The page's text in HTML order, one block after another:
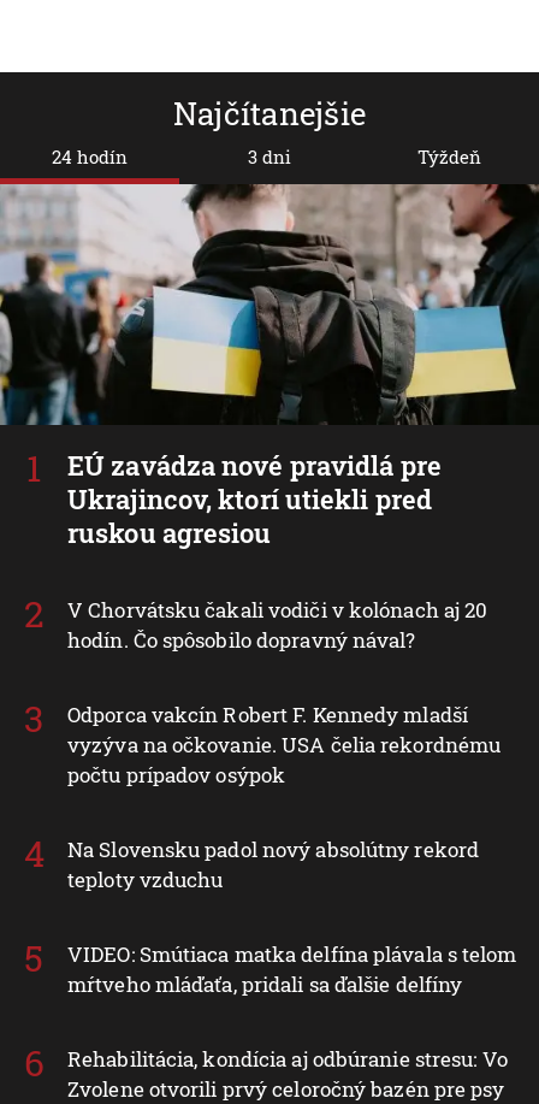
Najčítanejšie
24 hodín
EÚ zavádza nové pravidlá pre
Ukrajincov, ktorí utiekli pred
ruskou agresiou
V Chorvátsku čakali vodiči v kolónach aj 20
hodín. Čo spôsobilo dopravný nával?
Odporca vakcín Robert F. Kennedy mladší
vyzýva na očkovanie. USA čelia rekordnému
počtu prípadov osýpok
Na Slovensku padol nový absolútny rekord
teploty vzduchu
VIDEO: Smútiaca matka delfína plávala s telom
mŕtveho mláďaťa, pridali sa ďalšie delfíny
Rehabilitácia, kondícia aj odbúranie stresu: Vo
Zvolene otvorili prvý celoročný bazén pre psy
3 dni Týždeň